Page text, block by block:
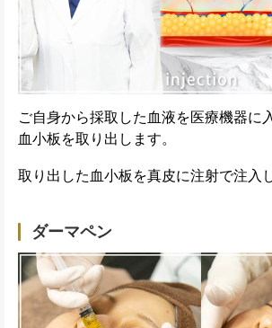
ご自身から採取した血液を医療機器に
血小板を取り出します。
取り出した血小板を真皮に注射で注入
ダーマペン